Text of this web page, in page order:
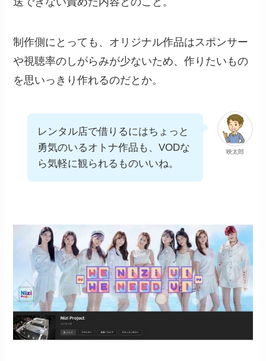
制作側にとっても、オリジナル作品はスポンサー
や視聴率のしがらみが少ないため、作りたいもの
を思いっきり作れるのだとか。
映太郎
レンタル店で借りるにはちょっと
勇気のいるオトナ作品も、VODな
ら気軽に観られるものいいね。